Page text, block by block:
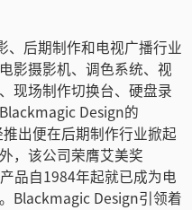
、后期制作和电视广播行业
影摄影机、调色系统、视
现场制作切换台、硬盘录
Design的
出便在后期制作行业掀起
，该公司荣膺艾美奖
品自1984年起就已成为电
Blackmagic Design引领着